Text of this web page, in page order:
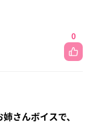
0
さんボイスで、